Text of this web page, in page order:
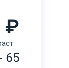
₽
65